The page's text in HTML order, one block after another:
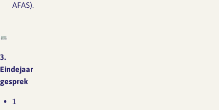
AFAS).
3.
Eindejaar
gesprek
1